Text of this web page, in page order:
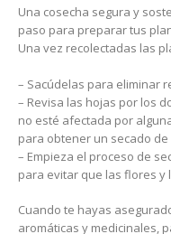
Una cosecha segura y
paso para preparar tus
Una vez recolectadas las
– Sacúdelas para eliminar
– Revisa las hojas por los
no esté afectada por
para obtener un secado de
– Empieza el proceso de
para evitar que las flores y
Cuando te hayas
aromáticas y medicinales,